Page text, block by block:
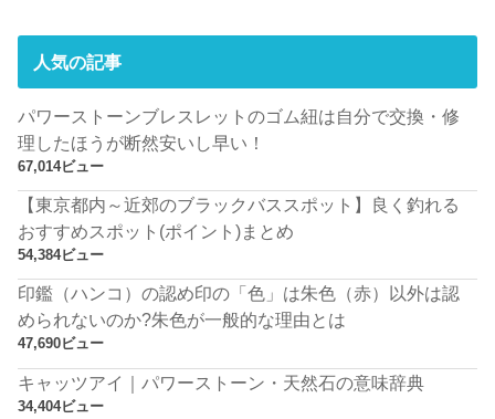
人気の記事
パワーストーンブレスレットのゴム紐は自分で交換・修
理したほうが断然安いし早い！
67,014ビュー
【東京都内～近郊のブラックバススポット】良く釣れる
おすすめスポット(ポイント)まとめ
54,384ビュー
印鑑（ハンコ）の認め印の「色」は朱色（赤）以外は認
められないのか?朱色が一般的な理由とは
47,690ビュー
キャッツアイ｜パワーストーン・天然石の意味辞典
34,404ビュー